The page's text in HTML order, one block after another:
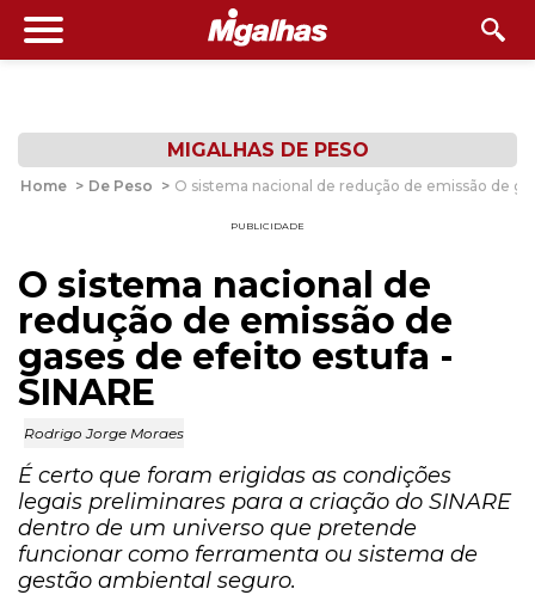
MIGALHAS DE PESO
Home > De Peso > O sistema nacional de redução de emissão de
PUBLICIDADE
O sistema nacional de
redução de emissão de
gases de efeito estufa -
SINARE
Rodrigo Jorge Moraes
É certo que foram erigidas as condições
legais preliminares para a criação do SINARE
dentro de um universo que pretende
funcionar como ferramenta ou sistema de
gestão ambiental seguro.